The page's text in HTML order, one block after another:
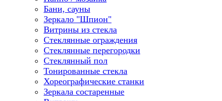
Бани, сауны
Зеркало "Шпион"
Витрины из стекла
Стеклянные ограждения
Стеклянные перегородки
Стеклянный пол
Тонированные стекла
Хореографические станки
Зеркала состаренные